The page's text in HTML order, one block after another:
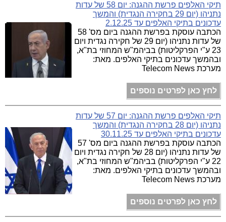
תיקי האלפים פרשת ההגנה: יום 58 של עדות
נתניהו (יום 29 בחקירה הנגדית) והמשך
עדכונים בתיקי האלפים עד 2.12.25
הכתבה עוסקת בפרשת ההגנה ביום מס' 58
של עדות נתניהו (יום 29 של חקירה נגדית ויום
23 ע"י הפרקליטות) בביהמ"ש המחוזי בת"א,
ובהמשך עדכונים בתיקי האלפים. מאת:
מערכת Telecom News
לחץ כאן לפרטים נוספים
תיקי האלפים פרשת ההגנה: יום 57 של עדות
נתניהו (יום 28 בחקירה הנגדית) והמשך
עדכונים בתיקי האלפים עד 30.11.25
הכתבה עוסקת בפרשת ההגנה ביום מס' 57
של עדות נתניהו (יום 28 של חקירה נגדית ויום
22 ע"י הפרקליטות) בביהמ"ש המחוזי בת"א,
ובהמשך עדכונים בתיקי האלפים. מאת:
מערכת Telecom News
לחץ כאן לפרטים נוספים